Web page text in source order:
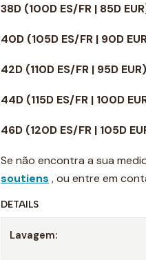
38D (100D ES/FR | 85D
40D (105D ES/FR | 90D
42D (110D ES/FR | 95D EUR)
44D (115D ES/FR | 100D
46D (120D ES/FR | 105D
Se não encontra a sua
soutiens , ou entre em
DETAILS
Lavagem: